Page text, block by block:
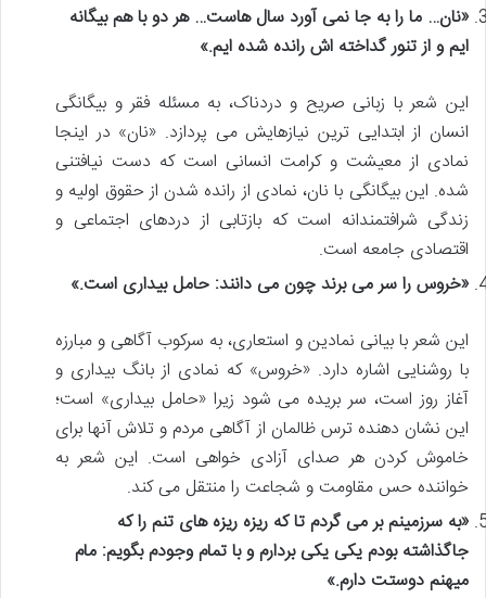
«نان… ما را به جا نمی آورد سال هاست… هر دو با هم بیگانه
ایم و از تنور گداخته اش رانده شده ایم.»
این شعر با زبانی صریح و دردناک، به مسئله فقر و بیگانگی
انسان از ابتدایی ترین نیازهایش می پردازد. «نان» در اینجا
نمادی از معیشت و کرامت انسانی است که دست نیافتنی
شده. این بیگانگی با نان، نمادی از رانده شدن از حقوق اولیه و
زندگی شرافتمندانه است که بازتابی از دردهای اجتماعی و
اقتصادی جامعه است.
«خروس را سر می برند چون می دانند: حامل بیداری است.»
این شعر با بیانی نمادین و استعاری، به سرکوب آگاهی و مبارزه
با روشنایی اشاره دارد. «خروس» که نمادی از بانگ بیداری و
آغاز روز است، سر بریده می شود زیرا «حامل بیداری» است؛
این نشان دهنده ترس ظالمان از آگاهی مردم و تلاش آنها برای
خاموش کردن هر صدای آزادی خواهی است. این شعر به
خواننده حس مقاومت و شجاعت را منتقل می کند.
«به سرزمینم بر می گردم تا که ریزه ریزه های تنم را که
جاگذاشته بودم یکی یکی بردارم و با تمام وجودم بگویم: مام
میهنم دوستت دارم.»